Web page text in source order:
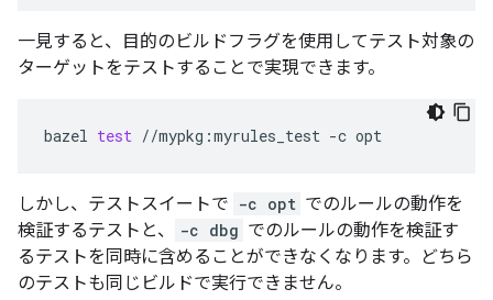
一見すると、目的のビルドフラグを使用してテスト対象の
ターゲットをテストすることで実現できます。
bazel test //mypkg:myrules_test -c
しかし、テストスイートで -c opt でのルールの動作を
検証するテストと、
-c dbg でのルールの動作を検証す
るテストを同時に含めることができなくなります。どちら
のテストも同じビルドで実行できません。